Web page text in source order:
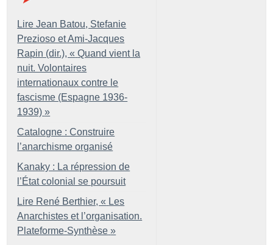
Lire Jean Batou, Stefanie
Prezioso et Ami-Jacques
Rapin (dir.), « Quand vient la
nuit. Volontaires
internationaux contre le
fascisme (Espagne 1936-
1939) »
Catalogne : Construire
l’anarchisme organisé
Kanaky : La répression de
l’État colonial se poursuit
Lire René Berthier, « Les
Anarchistes et l’organisation.
Plateforme-Synthèse »